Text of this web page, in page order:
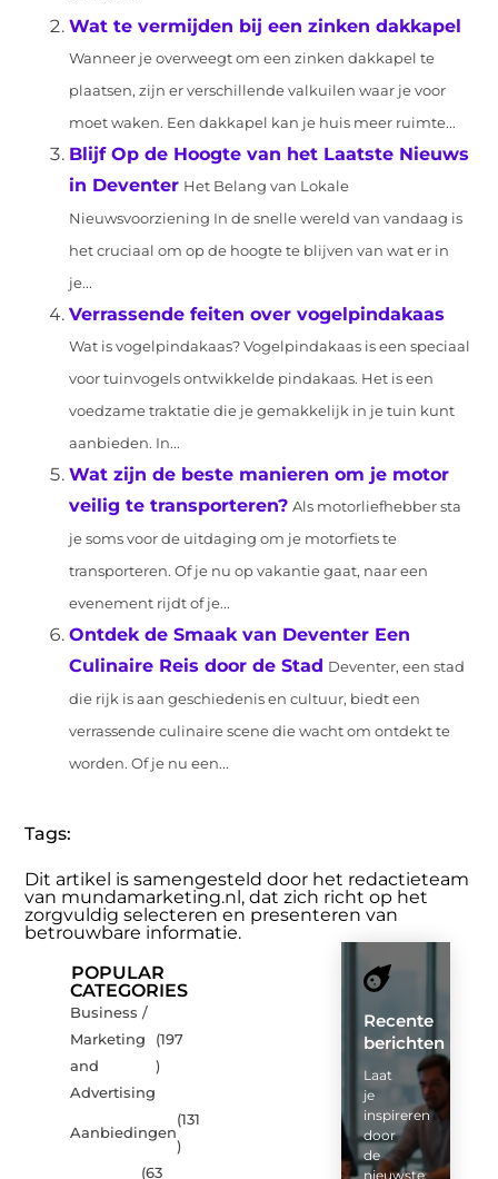
Wat te vermijden bij een zinken dakkapel
Wanneer je overweegt om een zinken dakkapel te
plaatsen, zijn er verschillende valkuilen waar je voor
moet waken. Een dakkapel kan je huis meer ruimte...
Blijf Op de Hoogte van het Laatste Nieuws
in Deventer Het Belang van Lokale
Nieuwsvoorziening In de snelle wereld van vandaag is
het cruciaal om op de hoogte te blijven van wat er in
je...
Verrassende feiten over vogelpindakaas
Wat is vogelpindakaas? Vogelpindakaas is een speciaal
voor tuinvogels ontwikkelde pindakaas. Het is een
voedzame traktatie die je gemakkelijk in je tuin kunt
aanbieden. In...
Wat zijn de beste manieren om je motor
veilig te transporteren? Als motorliefhebber sta
je soms voor de uitdaging om je motorfiets te
transporteren. Of je nu op vakantie gaat, naar een
evenement rijdt of je...
Ontdek de Smaak van Deventer Een
Culinaire Reis door de Stad Deventer, een stad
die rijk is aan geschiedenis en cultuur, biedt een
verrassende culinaire scene die wacht om ontdekt te
worden. Of je nu een...
Tags:
Dit artikel is samengesteld door het redactieteam
van mundamarketing.nl, dat zich richt op het
zorgvuldig selecteren en presenteren van
betrouwbare informatie.
POPULAR
CATEGORIES
Business /
Marketing
and
Advertising
(197
)
Aanbiedingen
(131
)
(63
Recente
berichten
Laat
je
inspireren
door
de
nieuwste